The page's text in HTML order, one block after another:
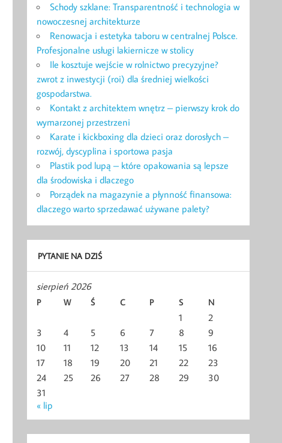
Schody szklane: Transparentność i technologia w
nowoczesnej architekturze
Renowacja i estetyka taboru w centralnej Polsce.
Profesjonalne usługi lakiernicze w stolicy
Ile kosztuje wejście w rolnictwo precyzyjne?
zwrot z inwestycji (roi) dla średniej wielkości
gospodarstwa.
Kontakt z architektem wnętrz – pierwszy krok do
wymarzonej przestrzeni
Karate i kickboxing dla dzieci oraz dorosłych –
rozwój, dyscyplina i sportowa pasja
Plastik pod lupą – które opakowania są lepsze
dla środowiska i dlaczego
Porządek na magazynie a płynność finansowa:
dlaczego warto sprzedawać używane palety?
PYTANIE NA DZIŚ
sierpień 2026
P W Ś C P S N
1
2
3
4 5 6 7 8
9
10
11 12 13 14 15
16
17
18 19 20 21 22
23
24
25 26 27 28 29
30
31
« lip